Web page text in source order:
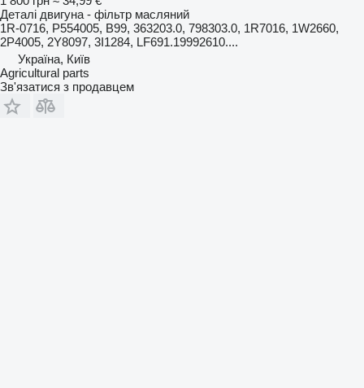
Деталі двигуна - фільтр масляний
1R-0716, P554005, B99, 363203.0, 798303.0, 1R7016, 1W2660,
2P4005, 2Y8097, 3I1284, LF691.19992610....
Україна, Київ
Agricultural parts
Зв'язатися з продавцем